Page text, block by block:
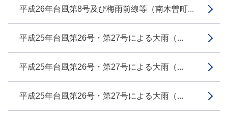
平成26年台風第8号及び梅雨前線等（南木曽町...
平成25年台風第26号・第27号による大雨（...
平成25年台風第26号・第27号による大雨（...
平成25年台風第26号・第27号による大雨（...